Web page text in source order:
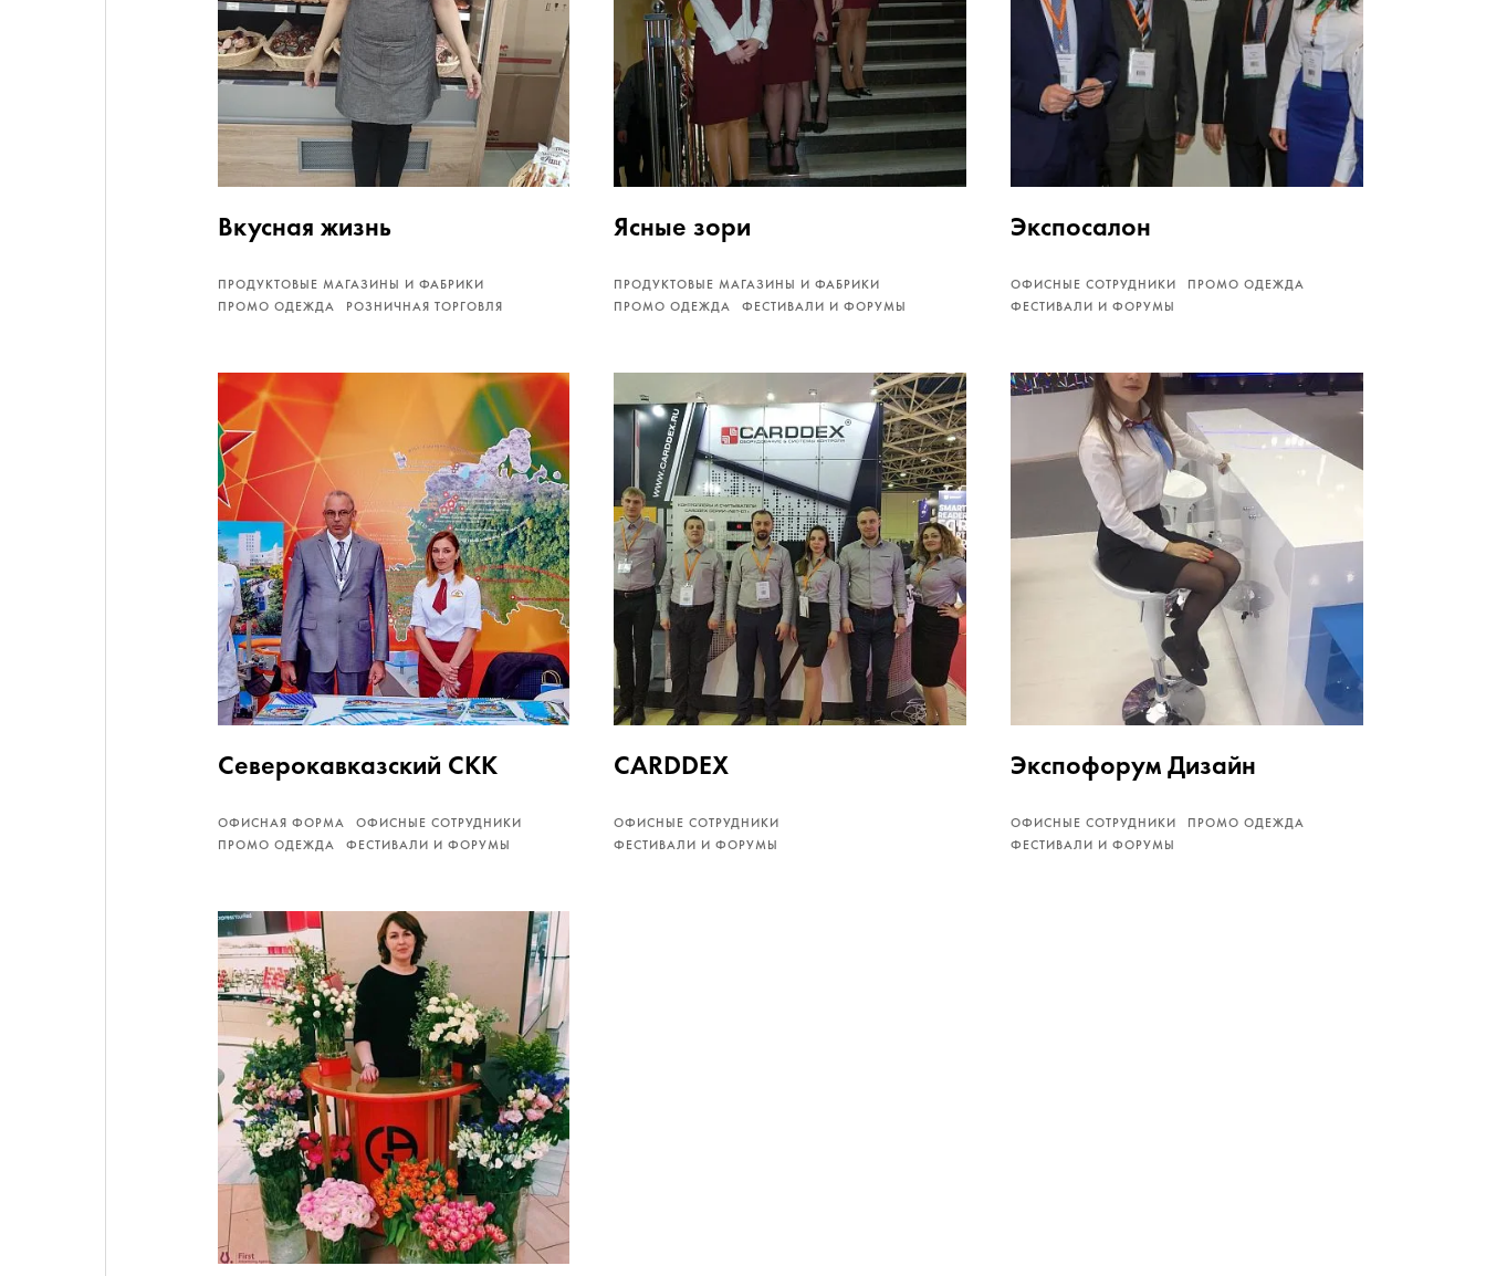
Вкусная жизнь
ПРОДУКТОВЫЕ МАГАЗИНЫ И ФАБРИКИ
ПРОМО ОДЕЖДА
РОЗНИЧНАЯ ТОРГОВЛЯ
Ясные зори
ПРОДУКТОВЫЕ МАГАЗИНЫ И ФАБРИКИ
ПРОМО ОДЕЖДА
ФЕСТИВАЛИ И ФОРУМЫ
Экспосалон
ОФИСНЫЕ СОТРУДНИКИ
ПРОМО ОДЕЖДА
ФЕСТИВАЛИ И ФОРУМЫ
Северокавказский СКК
ОФИСНАЯ ФОРМА
ОФИСНЫЕ СОТРУДНИКИ
ПРОМО ОДЕЖДА
ФЕСТИВАЛИ И ФОРУМЫ
CARDDEX
ОФИСНЫЕ СОТРУДНИКИ
ФЕСТИВАЛИ И ФОРУМЫ
Экспофорум Дизайн
ОФИСНЫЕ СОТРУДНИКИ
ПРОМО ОДЕЖДА
ФЕСТИВАЛИ И ФОРУМЫ